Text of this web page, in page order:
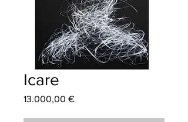
Icare
13.000,00 €Preis